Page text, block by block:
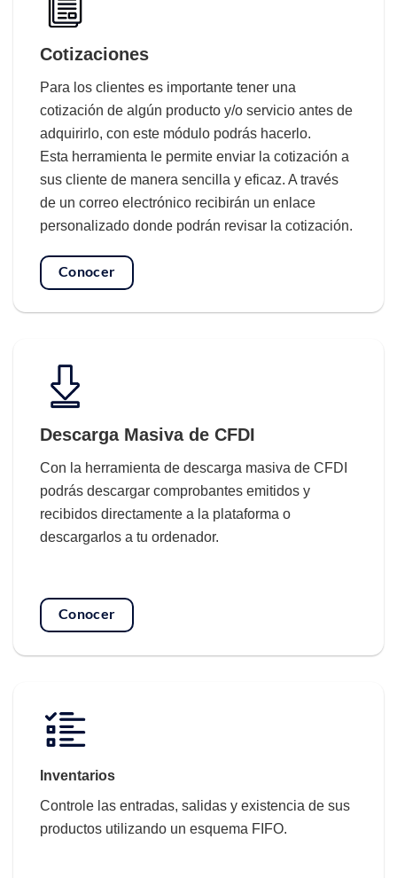
Cotizaciones
Para los clientes es importante tener una
cotización de algún producto y/o servicio antes de
adquirirlo, con este módulo podrás hacerlo.
Esta herramienta le permite enviar la cotización a
sus cliente de manera sencilla y eficaz. A través
de un correo electrónico recibirán un enlace
personalizado donde podrán revisar la cotización.
Conocer
Descarga Masiva de CFDI
Con la herramienta de descarga masiva de CFDI
podrás descargar comprobantes emitidos y
recibidos directamente a la plataforma o
descargarlos a tu ordenador.
Conocer
Inventarios
Controle las entradas, salidas y existencia de sus
productos utilizando un esquema FIFO.